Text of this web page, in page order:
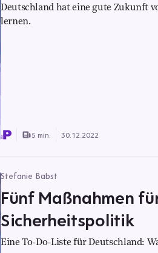
Deutschland hat eine gute Zukunft
lernen.
5 min. 30.12.2022
Stefanie Babst
Fünf Maßnahmen
Sicherheitspolitik
Eine To-Do-Liste für Deutschland: